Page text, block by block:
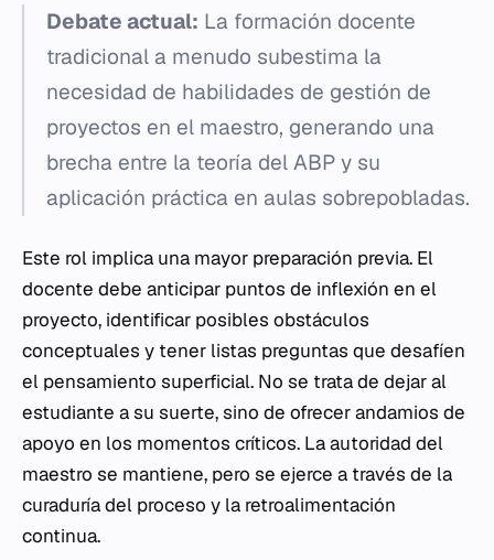
Debate actual: La formación docente
tradicional a menudo subestima la
necesidad de habilidades de gestión de
proyectos en el maestro, generando una
brecha entre la teoría del ABP y su
aplicación práctica en aulas sobrepobladas.
Este rol implica una mayor preparación previa. El
docente debe anticipar puntos de inflexión en el
proyecto, identificar posibles obstáculos
conceptuales y tener listas preguntas que desafíen
el pensamiento superficial. No se trata de dejar al
estudiante a su suerte, sino de ofrecer andamios de
apoyo en los momentos críticos. La autoridad del
maestro se mantiene, pero se ejerce a través de la
curaduría del proceso y la retroalimentación
continua.